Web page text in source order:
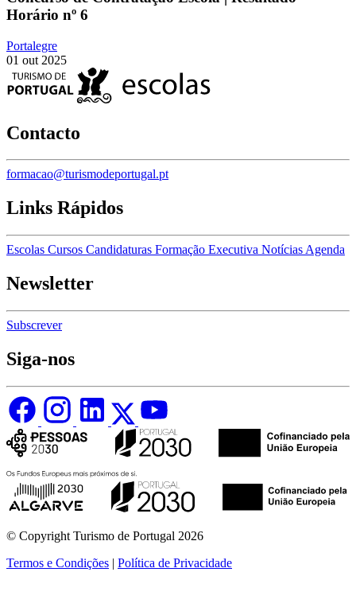
Horário nº 6
Portalegre
01 out 2025
Contacto
formacao@turismodeportugal.pt
Links Rápidos
Escolas Cursos Candidaturas Formação Executiva Notícias Agenda
Newsletter
Subscrever
Siga-nos
© Copyright Turismo de Portugal 2026
Termos e Condições | Política de Privacidade